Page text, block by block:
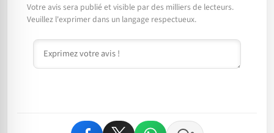
Votre avis sera publié et visible par des milliers de lecteurs.
Veuillez l'exprimer dans un langage respectueux.
Commentaire